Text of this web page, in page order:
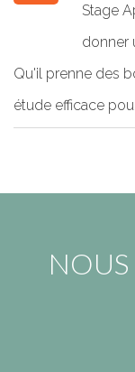
Stage
donner
Qu'il prenne des
étude efficace